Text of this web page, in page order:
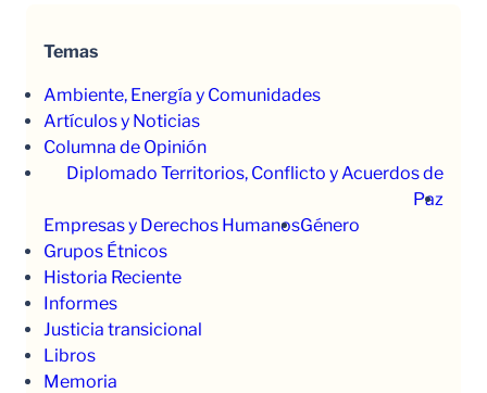
Temas
Ambiente, Energía y Comunidades
Artículos y Noticias
Columna de Opinión
Diplomado Territorios, Conflicto y Acuerdos de
Paz
Empresas y Derechos HumanosGénero
Grupos Étnicos
Historia Reciente
Informes
Justicia transicional
Libros
Memoria